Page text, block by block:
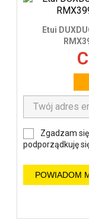
Etui
Zgadzam
podporządkuję
POWIADOM